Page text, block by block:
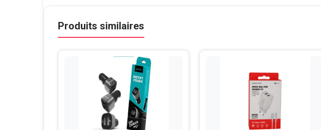
Produits similaires